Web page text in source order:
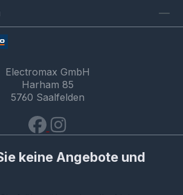
Electromax GmbH
Harham 85
5760 Saalfelden
keine Angebote und